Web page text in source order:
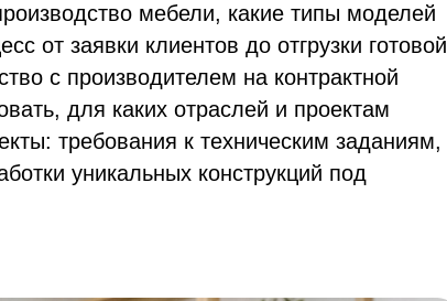
мебели, какие типы моделей
от заявки клиентов до отгрузки готовой
с производителем на контрактной
для каких отраслей и проектам
требования к техническим заданиям,
уникальных конструкций под